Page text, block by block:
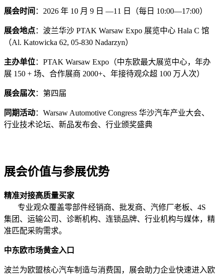
展会时间 ：2026 年 10 月 9 日 —11 日（每日 10:00—17:00）
展会地点：波兰华沙 PTAK Warsaw Expo 展览中心 Hala C 馆
（Al. Katowicka 62, 05-830 Nadarzyn）
主办单位：PTAK Warsaw Expo（中东欧最大展览中心，年办
展 150 + 场、合作展商 2000+、年接待观众超 100 万人次）
展会届次：第四届
同期活动：Warsaw Automotive Congress 华沙汽车产业大会、
行业技术论坛、新品发布会、行业颁奖盛典
展会价值与参展优势
精准对接高质量买家
专业观众覆盖零部件经销商、批发商、汽修厂老板、4S
集团、运输公司、诊断机构、连锁品牌、行业机构与媒体，精
准匹配采购需求。
中东欧市场黄金入口
波兰为欧盟核心汽车制造与消费国，展会助力企业快速进入欧